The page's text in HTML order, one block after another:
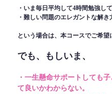
・いま毎日平均して4時間勉強し
・難しい問題のエレガントな解
という場合は、本コースでご希望
でも、もしいま、
・一生懸命サポートしても
て良いかわからない。